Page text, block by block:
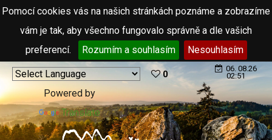
Pomocí cookies vás na našich stránkách poznáme a zobrazíme
vám je tak, aby všechno fungovalo správně a dle vašich
preferencí.
Rozumím a souhlasím Nesouhlasím
Powered by
Translate
0
06. 08.26
02:51